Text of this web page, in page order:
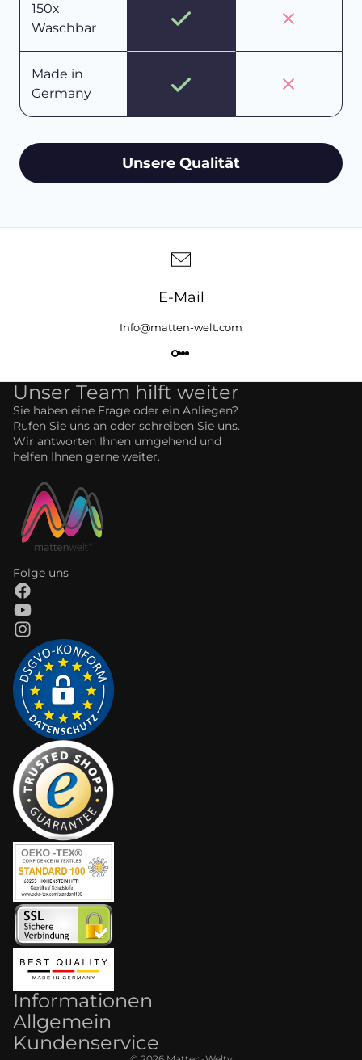
150x
Waschbar
Made in
Germany
Unsere Qualität
E-Mail
Info@matten-welt.com
Unser Team hilft weiter
Sie haben eine Frage oder ein Anliegen?
Rufen Sie uns an oder schreiben Sie uns.
Wir antworten Ihnen umgehend und
helfen Ihnen gerne weiter.
Folge uns
Informationen
Allgemein
Kundenservice